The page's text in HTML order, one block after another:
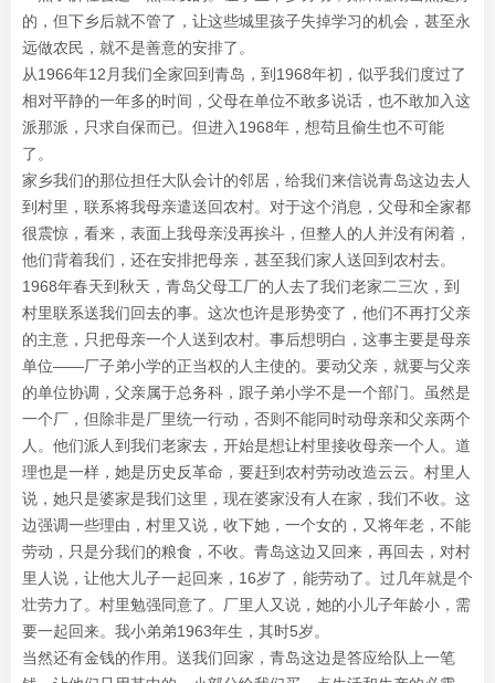
的，但下乡后就不管了，让这些城里孩子失掉学习的机会，甚至永
远做农民，就不是善意的安排了。
从1966年12月我们全家回到青岛，到1968年初，似乎我们度过了
相对平静的一年多的时间，父母在单位不敢多说话，也不敢加入这
派那派，只求自保而已。但进入1968年，想苟且偷生也不可能
了。
家乡我们的那位担任大队会计的邻居，给我们来信说青岛这边去人
到村里，联系将我母亲遣送回农村。对于这个消息，父母和全家都
很震惊，看来，表面上我母亲没再挨斗，但整人的人并没有闲着，
他们背着我们，还在安排把母亲，甚至我们家人送回到农村去。
1968年春天到秋天，青岛父母工厂的人去了我们老家二三次，到
村里联系送我们回去的事。这次也许是形势变了，他们不再打父亲
的主意，只把母亲一个人送到农村。事后想明白，这事主要是母亲
单位——厂子弟小学的正当权的人主使的。要动父亲，就要与父亲
的单位协调，父亲属于总务科，跟子弟小学不是一个部门。虽然是
一个厂，但除非是厂里统一行动，否则不能同时动母亲和父亲两个
人。他们派人到我们老家去，开始是想让村里接收母亲一个人。道
理也是一样，她是历史反革命，要赶到农村劳动改造云云。村里人
说，她只是婆家是我们这里，现在婆家没有人在家，我们不收。这
边强调一些理由，村里又说，收下她，一个女的，又将年老，不能
劳动，只是分我们的粮食，不收。青岛这边又回来，再回去，对村
里人说，让他大儿子一起回来，16岁了，能劳动了。过几年就是个
壮劳力了。村里勉强同意了。厂里人又说，她的小儿子年龄小，需
要一起回来。我小弟弟1963年生，其时5岁。
当然还有金钱的作用。送我们回家，青岛这边是答应给队上一笔